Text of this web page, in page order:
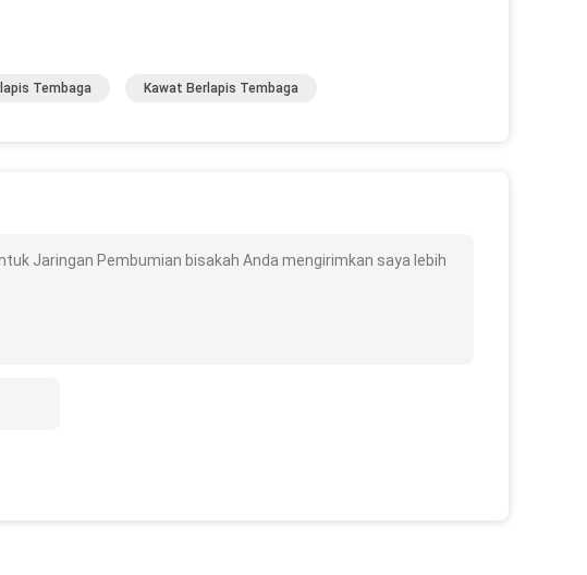
Tembaga Kawat Berlapis Tembaga
Jaringan Pembumian bisakah Anda mengirimkan saya lebih